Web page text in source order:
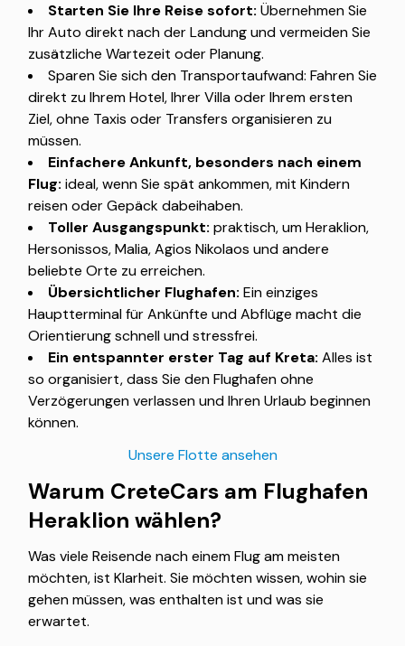
Starten Sie Ihre Reise sofort: Übernehmen Sie
Ihr Auto direkt nach der Landung und vermeiden Sie
zusätzliche Wartezeit oder Planung.
Sparen Sie sich den Transportaufwand: Fahren Sie
direkt zu Ihrem Hotel, Ihrer Villa oder Ihrem ersten
Ziel, ohne Taxis oder Transfers organisieren zu
müssen.
Einfachere Ankunft, besonders nach einem
Flug: ideal, wenn Sie spät ankommen, mit Kindern
reisen oder Gepäck dabeihaben.
Toller Ausgangspunkt: praktisch, um Heraklion,
Hersonissos, Malia, Agios Nikolaos und andere
beliebte Orte zu erreichen.
Übersichtlicher Flughafen: Ein einziges
Hauptterminal für Ankünfte und Abflüge macht die
Orientierung schnell und stressfrei.
Ein entspannter erster Tag auf Kreta: Alles ist
so organisiert, dass Sie den Flughafen ohne
Verzögerungen verlassen und Ihren Urlaub beginnen
können.
Unsere Flotte ansehen
Warum CreteCars am Flughafen
Heraklion wählen?
Was viele Reisende nach einem Flug am meisten
möchten, ist Klarheit. Sie möchten wissen, wohin sie
gehen müssen, was enthalten ist und was sie
erwartet.